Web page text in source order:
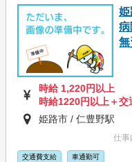
時給 1,220円以上
時給1220円以上＋交
姫路市 / 仁豊野駅
仕事
交通費支給 車通勤可